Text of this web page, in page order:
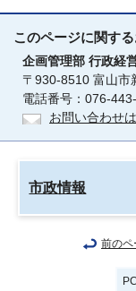
このページに関する
企画管理部 行政経
〒930-8510 富山市
電話番号：076-
お問い合わせ
市政情報
前のペ